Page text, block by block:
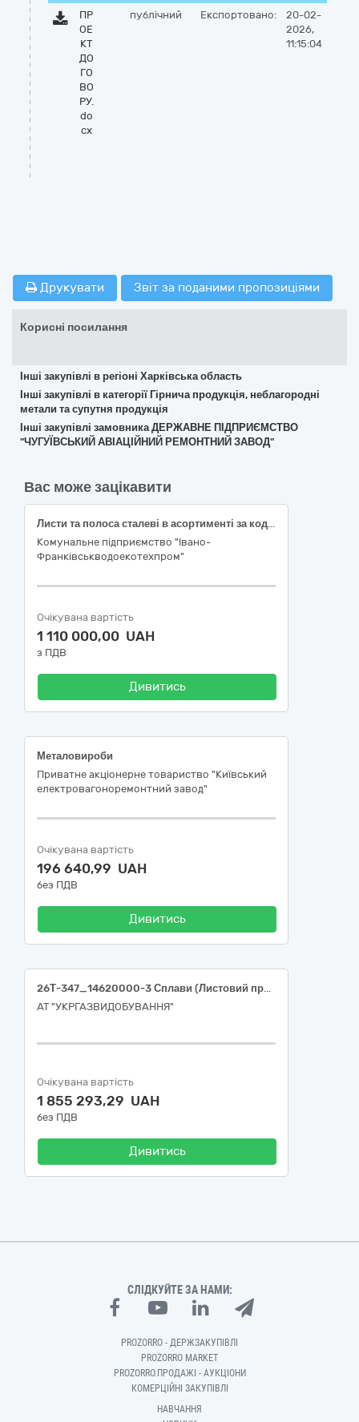
ПР
ОЕ
КТ
ДО
ГО
ВО
РУ.
do
cx
публічний Експортовано:
20-02-
2026,
11:15:04
Друкувати Звіт за поданими пропозиціями
Корисні посилання
Інші закупівлі в регіоні Харківська область
Інші закупівлі в категорії Гірнича продукція, неблагородні
метали та супутня продукція
Інші закупівлі замовника ДЕРЖАВНЕ ПІДПРИЄМСТВО
"ЧУГУЇВСЬКИЙ АВІАЦІЙНИЙ РЕМОНТНИЙ ЗАВОД"
Вас може зацікавити
Листи та полоса сталеві в асортименті за кодом ДК 021:2015:14620000-3 – Сплави
Комунальне підприємство "Івано-
Франківськводоекотехпром"
Очікувана вартість
1 110 000,00 UAH
з ПДВ
Дивитись
Металовироби
Приватне акціонерне товариство "Київський
електровагоноремонтний завод"
Очікувана вартість
196 640,99 UAH
без ПДВ
Дивитись
26Т-347_14620000-3 Сплави (Листовий прокат в асортименті)
АТ "УКРГАЗВИДОБУВАННЯ"
Очікувана вартість
1 855 293,29 UAH
без ПДВ
Дивитись
СЛІДКУЙТЕ ЗА НАМИ:
PROZORRO - ДЕРЖЗАКУПІВЛІ
PROZORRO MARKET
PROZORRO.ПРОДАЖІ - АУКЦІОНИ
КОМЕРЦІЙНІ ЗАКУПІВЛІ
НАВЧАННЯ